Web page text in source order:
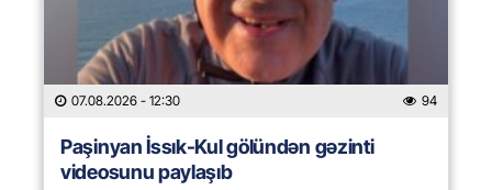
07.08.2026 - 12:30 94
Paşinyan İssık-Kul gölündən gəzinti
videosunu paylaşıb